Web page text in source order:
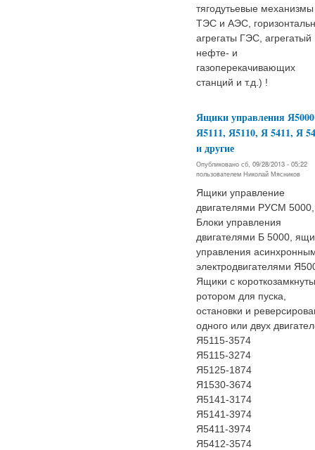
тягодутьевые механизмы
ТЭС и АЭС,
агрегаты ГЭС, агрегатый
нефте- и
газоперекачивающих
станций и т.д.) !
Ящики управления Я5000
Я5111, Я5110, Я 5411, Я
и другие
Опубликовано сб, 09/28/2013 - 05:22
пользователем Николай Мясников
Ящики управление
двигателями РУСМ 5000,
Блоки управления
двигателями Б 5000,
управления
электродвигателями
Ящики с
ротором для пуска,
остановки и
одного или двух
Я5115-3574
Я5115-3274
Я5125-1874
Я1530-3674
Я5141-3174
Я5141-3974
Я5411-3974
Я5412-3574